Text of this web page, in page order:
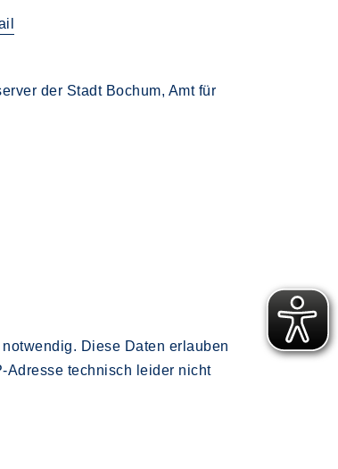
der Stadt Bochum, Amt für
Diese Daten erlauben
Adresse technisch leider nicht